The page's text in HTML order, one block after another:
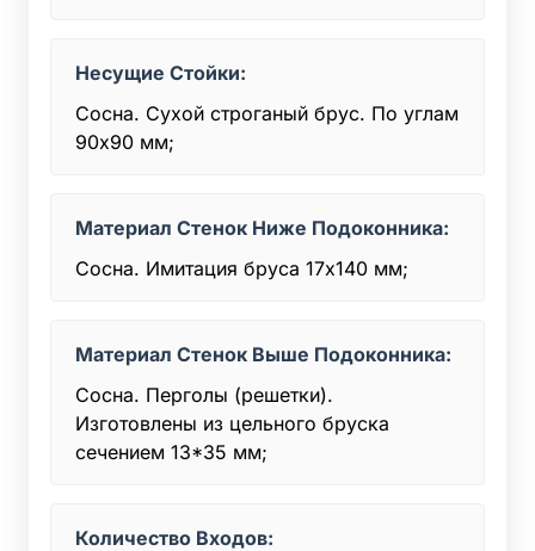
Несущие Стойки:
Сосна. Сухой строганый брус. По углам
90х90 мм;
Материал Стенок Ниже Подоконника:
Сосна. Имитация бруса 17х140 мм;
Материал Стенок Выше Подоконника:
Сосна. Перголы (решетки).
Изготовлены из цельного бруска
сечением 13*35 мм;
Количество Входов: